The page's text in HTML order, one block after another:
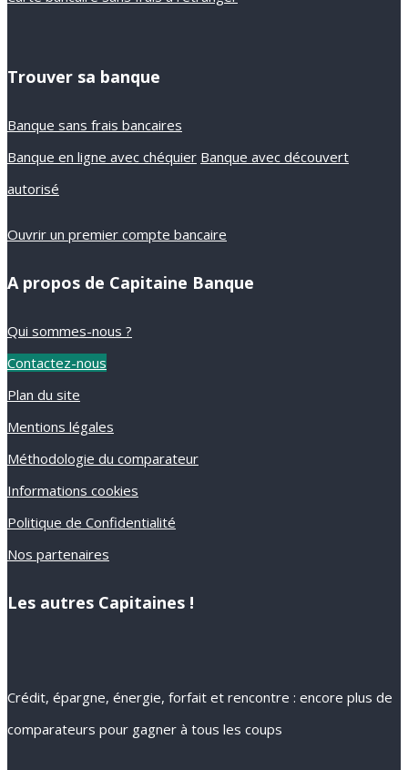
Trouver sa banque
Banque sans frais bancaires
Banque en ligne avec chéquier Banque avec découvert
autorisé
Ouvrir un premier compte bancaire
A propos de Capitaine Banque
Qui sommes-nous ?
Contactez-nous
Plan du site
Mentions légales
Méthodologie du comparateur
Informations cookies
Politique de Confidentialité
Nos partenaires
Les autres Capitaines !
Crédit, épargne, énergie, forfait et rencontre : encore plus de
comparateurs pour gagner à tous les coups